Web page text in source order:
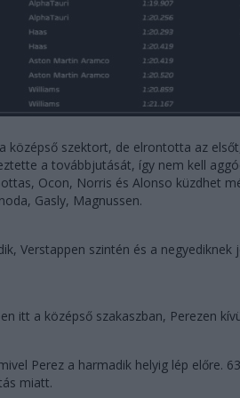
középső szektort, de elrontotta az
a továbbjutását, így nem kell
Ocon, Norris és Alonso küzdhet
Gasly, Magnussen.
Verstappen szintén és a
itt a középső szakaszban, Perezen
Perez a harmadik helyig lép előre.
miatt.